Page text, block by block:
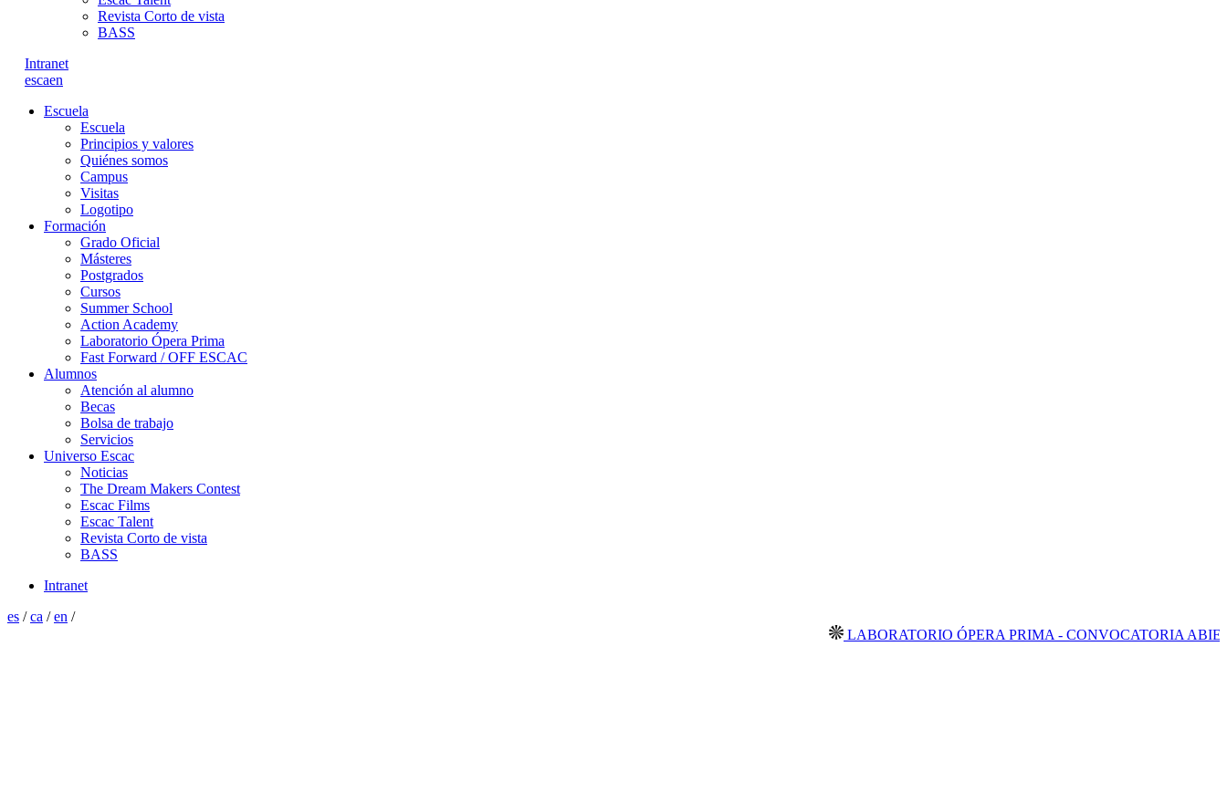
Revista Corto de vista
BASS
Intranet
escaen
Escuela
Escuela
Principios y valores
Quiénes somos
Campus
Visitas
Logotipo
Formación
Grado Oficial
Másteres
Postgrados
Cursos
Summer School
Action Academy
Laboratorio Ópera Prima
Fast Forward / OFF ESCAC
Alumnos
Atención al alumno
Becas
Bolsa de trabajo
Servicios
Universo Escac
Noticias
The Dream Makers Contest
Escac Films
Escac Talent
Revista Corto de vista
BASS
Intranet
es /ca /en /
LABORATORIO ÓPERA PRIMA - CONVOCATORIA ABIERTA 2026